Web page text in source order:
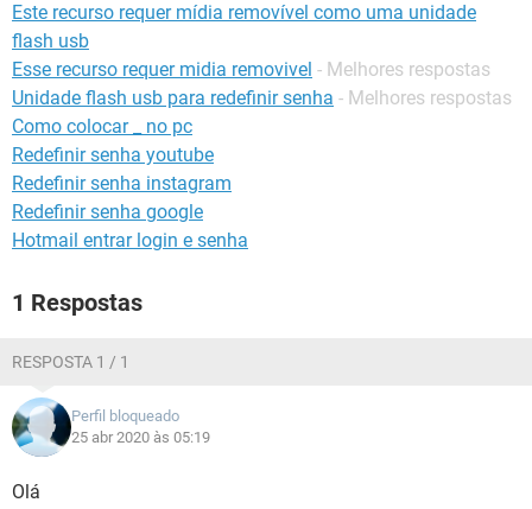
Este recurso requer mídia removível como uma unidade
flash usb
Esse recurso requer midia removivel - Melhores respostas
Unidade flash usb para redefinir senha - Melhores respostas
Como colocar _ no pc
Redefinir senha youtube
Redefinir senha instagram
Redefinir senha google
Hotmail entrar login e senha
1 Respostas
RESPOSTA 1 / 1
Perfil bloqueado
25 abr 2020 às 05:19
Olá